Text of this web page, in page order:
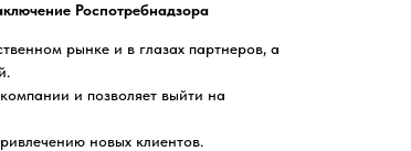
Роспотребнадзора
рынке и в глазах партнеров, а
и позволяет выйти на
новых клиентов.